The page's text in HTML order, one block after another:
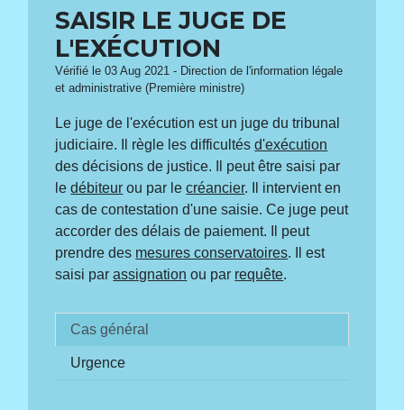
SAISIR LE JUGE DE
L'EXÉCUTION
Vérifié le 03 Aug 2021 - Direction de l'information légale
et administrative (Première ministre)
Le juge de l'exécution est un juge du tribunal
judiciaire. Il règle les difficultésd'exécution
des décisions de justice. Il peut être saisi par
ledébiteur ou par lecréancier. Il intervient en
cas de contestation d'une saisie. Ce juge peut
accorder des délais de paiement. Il peut
prendre des mesures conservatoires. Il est
saisi parassignation ou par requête.
Cas général
Urgence